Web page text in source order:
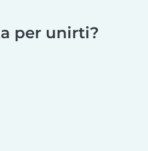
per unirti?